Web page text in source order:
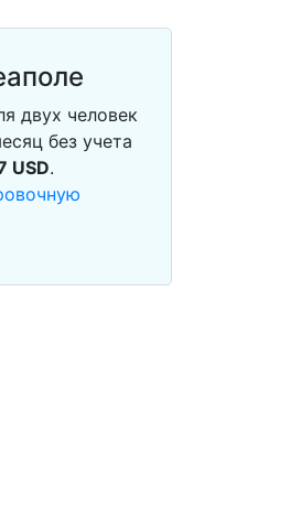
двух человек
без учета
USD.